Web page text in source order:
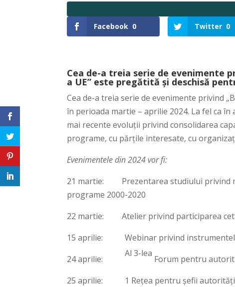
Facebook 0 Twitter 0
Cea de-a treia serie de evenimente
a UE” este pregătită și deschisă
Cea de-a treia serie de evenimente privind
în perioada martie – aprilie 2024. La fel ca în
mai recente evoluții privind consolidarea
programe, cu părțile interesate, cu
Evenimentele din 2024 vor fi:
21 martie: Prezentarea studiului privind
programe 2000-2020
22 martie: Atelier privind participarea
15 aprilie: Webinar privind instrumentele
24 aprilie:
Al 3-lea
Forum pentru
25 aprilie: 1 Rețea pentru șefii